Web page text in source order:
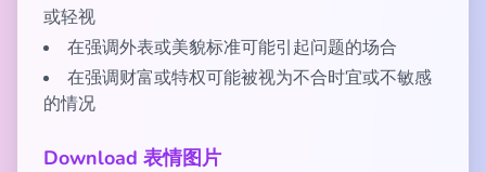
或轻视
在强调外表或美貌标准可能引起问题的场合
在强调财富或特权可能被视为不合时宜或不敏感
的情况
Download 表情图片